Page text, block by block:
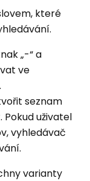
které
„-“ a
ve
seznam
uživatel
vyhledávač
varianty